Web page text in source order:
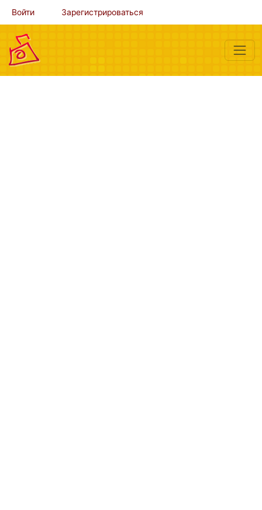
Войти Зарегистрироваться